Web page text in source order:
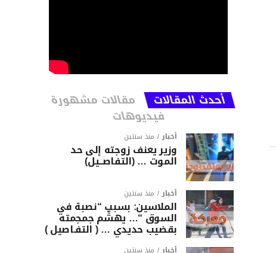
أحدث المقالات مقالات مشهورة
فيديوهات
أخبار منذ سنتين
وزير يعنف زوجته إلى حد
الموت … (التفاصــيل)
أخبار منذ سنتين
الملاسين: بسبب “نصبة في
السوق “… يهشّم جمجمته
بقضيب حديدي … ( التفـاصيل )
أخبار منذ سنتين